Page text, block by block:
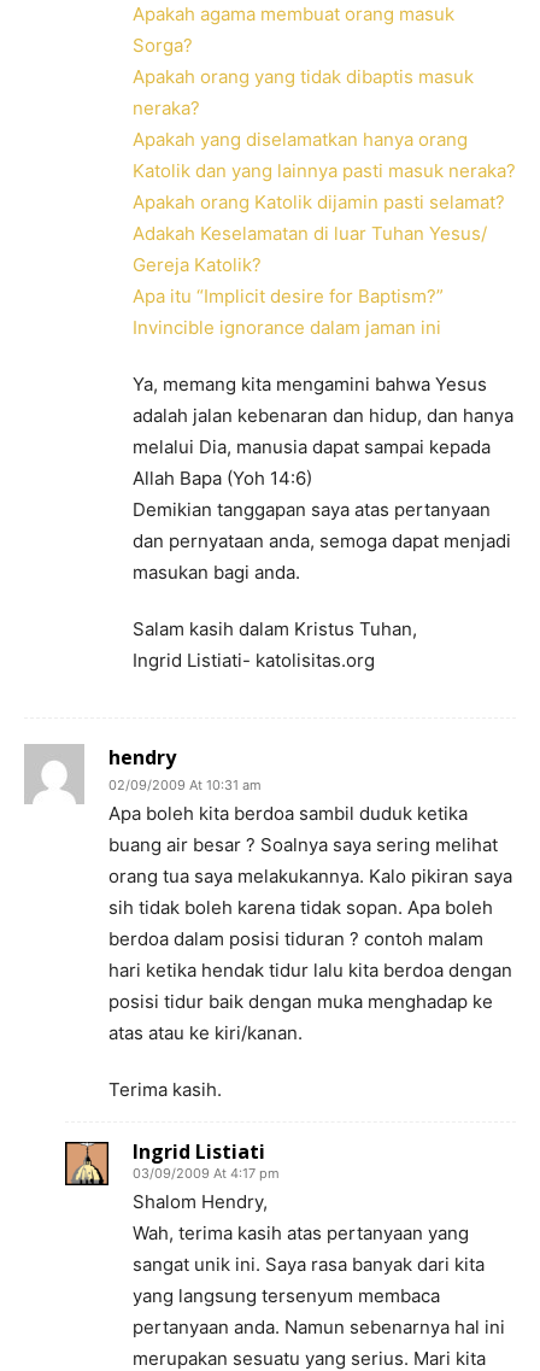
Apakah agama membuat orang masuk
Sorga?
Apakah orang yang tidak dibaptis masuk
neraka?
Apakah yang diselamatkan hanya orang
Katolik dan yang lainnya pasti masuk neraka?
Apakah orang Katolik dijamin pasti selamat?
Adakah Keselamatan di luar Tuhan Yesus/
Gereja Katolik?
Apa itu “Implicit desire for Baptism?”
Invincible ignorance dalam jaman ini
Ya, memang kita mengamini bahwa Yesus
adalah jalan kebenaran dan hidup, dan hanya
melalui Dia, manusia dapat sampai kepada
Allah Bapa (Yoh 14:6)
Demikian tanggapan saya atas pertanyaan
dan pernyataan anda, semoga dapat menjadi
masukan bagi anda.
Salam kasih dalam Kristus Tuhan,
Ingrid Listiati- katolisitas.org
hendry
02/09/2009 At 10:31 am
Apa boleh kita berdoa sambil duduk ketika
buang air besar ? Soalnya saya sering melihat
orang tua saya melakukannya. Kalo pikiran saya
sih tidak boleh karena tidak sopan. Apa boleh
berdoa dalam posisi tiduran ? contoh malam
hari ketika hendak tidur lalu kita berdoa dengan
posisi tidur baik dengan muka menghadap ke
atas atau ke kiri/kanan.
Terima kasih.
Ingrid Listiati
03/09/2009 At 4:17 pm
Shalom Hendry,
Wah, terima kasih atas pertanyaan yang
sangat unik ini. Saya rasa banyak dari kita
yang langsung tersenyum membaca
pertanyaan anda. Namun sebenarnya hal ini
merupakan sesuatu yang serius. Mari kita